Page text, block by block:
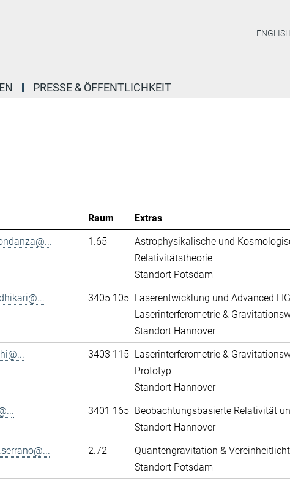
ENGLISH
PRESSE & ÖFFENTLICHKEIT
Raum
Extras
1.65
Astrophysikalische und
Relativitätstheorie
Standort Potsdam
3405 105 Laserentwicklung und Advanced
Laserinterferometrie &
Standort Hannover
3403 115 Laserinterferometrie &
Prototyp
Standort Hannover
3401 165 Beobachtungsbasierte Relativität
Standort Hannover
2.72
Quantengravitation &
Standort Potsdam